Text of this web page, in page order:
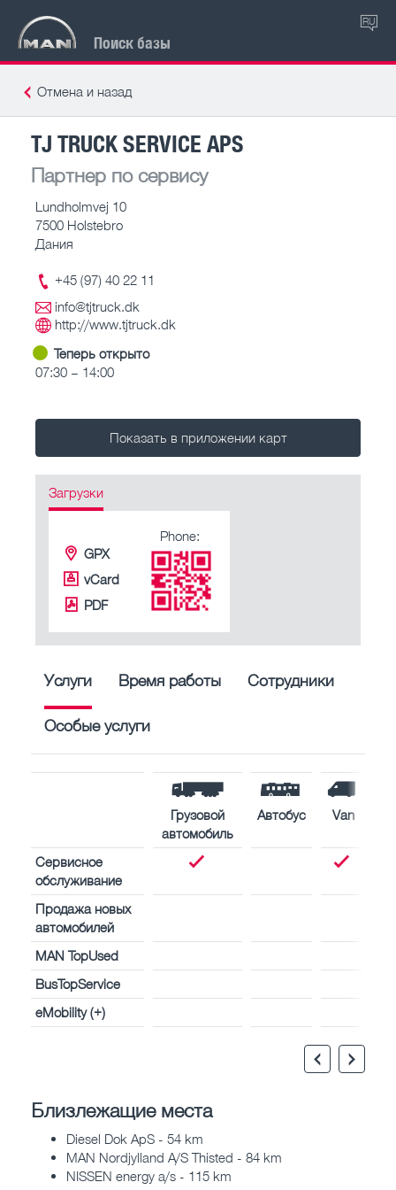
Поиск базы
RU
Отмена и назад
TJ TRUCK SERVICE APS
Партнер по сервису
Lundholmvej 10
7500 Holstebro
Дания
+45 (97) 40 22 11
info@tjtruck.dk
http://www.tjtruck.dk
Теперь открыто
07:30 – 14:00
Показать в приложении карт
Загрузки
GPX
vCard
PDF
Phone:
Услуги Время работы Сотрудники
Особые услуги
Грузовой
автомобиль
Автобус Van
Сервисное
обслуживание
Продажа новых
автомобилей
MAN TopUsed
BusTopService
eMobility (+)
Близлежащие места
Diesel Dok ApS - 54 km
MAN Nordjylland A/S Thisted - 84 km
NISSEN energy a/s - 115 km